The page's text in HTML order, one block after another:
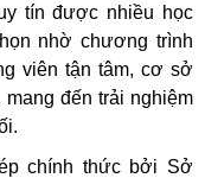
tín được nhiều học
nhờ chương trình
viên tận tâm, cơ sở
đến trải nghiệm
chính thức bởi Sở